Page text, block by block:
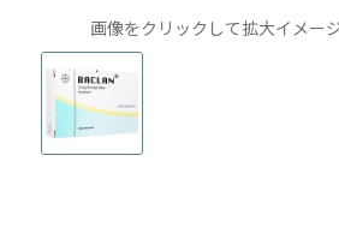
画像をクリックして拡大イメー